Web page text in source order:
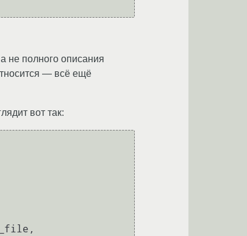
не полного описания
— всё ещё
вот так: